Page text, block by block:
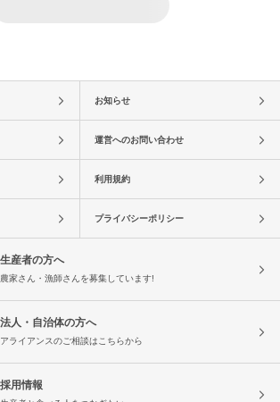
お知らせ
運営へのお問い合わせ
利用規約
プライバシーポリシー
生産者の方へ
農家さん・漁師さんを募集しています!
法人・自治体の方へ
アライアンスのご相談はこちらから
採用情報